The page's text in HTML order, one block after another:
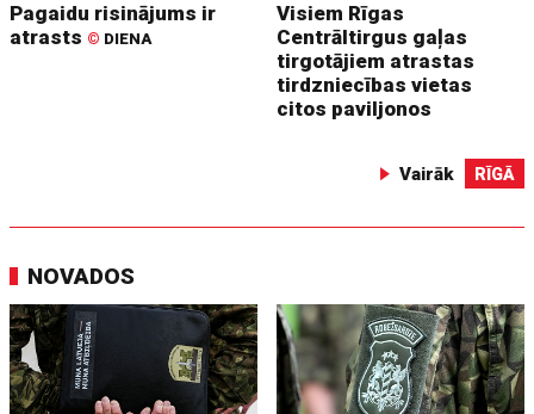
Pagaidu risinājums ir
atrasts © DIENA
Visiem Rīgas
Centrāltirgus gaļas
tirgotājiem atrastas
tirdzniecības vietas
citos paviljonos
Vairāk RĪGĀ
NOVADOS